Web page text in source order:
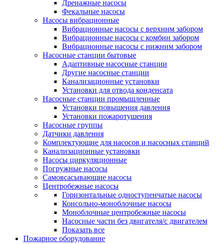
Дренажные насосы
Фекальные насосы
Насосы вибрационные
Вибрационные насосы с верхним забором
Вибрационные насосы с комбин забором
Вибрационные насосы с нижним забором
Насосные станции бытовые
Адаптивные насосные станции
Другие насосные станции
Канализационные установки
Установки для отвода конденсата
Насосные станции промышленные
Установки повышения давления
Установки пожаротушения
Насосные группы
Датчики давления
Комплектующие для насосов и насосных станций
Канализационные установки
Насосы циркуляционные
Погружные насосы
Самовсасывающие насосы
Центробежные насосы
Горизонтальные одноступенчатые насосы
Консольно-моноблочные насосы
Моноблочные центробежные насосы
Насосные части без двигателя/с двигателем
Показать все
Пожарное оборудование